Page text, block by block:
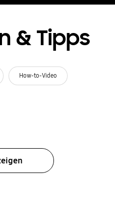
& Tipps
How-to-Video